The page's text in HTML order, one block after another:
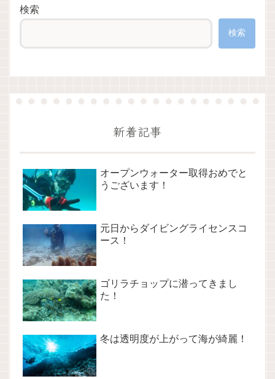
検索
検索
新着記事
オープンウォーター取得おめでと
うございます！
元日からダイビングライセンスコ
ース！
ゴリラチョップに潜ってきまし
た！
冬は透明度が上がって海が綺麗！